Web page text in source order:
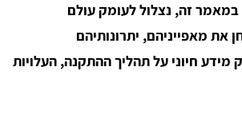
במאמר זה, נצלול לעומק עולם
את מאפייניהם, יתרונותיהם
מידע חיוני על תהליך ההתקנה, העלויות